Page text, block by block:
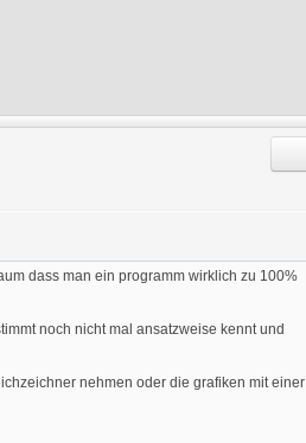
dass man ein programm wirklich zu 100%
noch nicht mal ansatzweise kennt und
nehmen oder die grafiken mit einer